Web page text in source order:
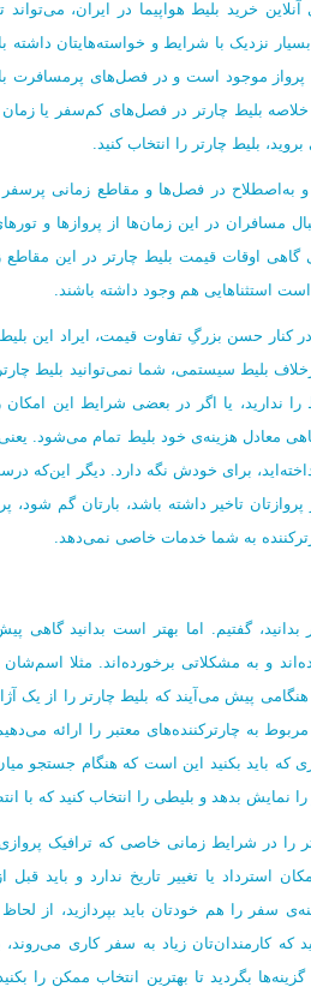
خرید بلیط هواپیما در ایران،
نزدیک با شرایط و خواسته‌هایتان
موجود است و در فصل‌های پرمسافرت با
بلیط چارتر در فصل‌های کم‌سفر یا زمان‌
بلیط چارتر را انتخاب کنید.
به‌اصطلاح در فصل‌ها و مقاطع زمانی پرسفر
مسافران در این زمان‌ها از پروازها و
اوقات قیمت بلیط چارتر در این مقاطع
استثناهایی هم وجود داشته باشند.
در کنار حسن بزرگِ تفاوت قیمت، ایراد این
بلیط سیستمی، شما نمی‌توانید بلیط چارتر
را ندارید، یا اگر در بعضی شرایط این
معادل هزینه‌ی خود بلیط تمام می‌شود. یعنی
برای خودش نگه‌ دارد. دیگر این‌که
پروازتان تاخیر داشته باشد، بارتان گم
به شما خدمات خاصی نمی‌دهد.
بدانید، گفتیم. اما بهتر است بدانید
و به مشکلاتی برخورده‌اند. مثلا اسم‌شان
پیش می‌آیند که بلیط چارتر را از یک
به چارترکننده‌های معتبر را ارائه
که باید بکنید این است که هنگام جستجو
را نمایش بدهد و بلیطی را انتخاب کنید که
را در شرایط زمانی خاصی که ترافیک
استرداد یا تغییر تاریخ ندارد و باید
را هم خودتان باید بپردازید، از لحاظ
که کارمندان‌تان زیاد به سفر کاری
بگردید تا بهترین انتخاب ممکن را